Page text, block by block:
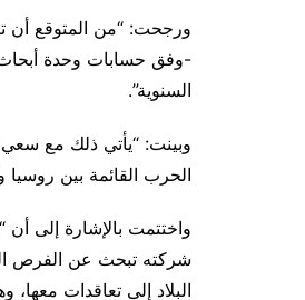
السنوية”.
وبينت: “يأتي ذلك مع سعي
الحرب القائمة بين روسيا
واختتمت بالإشارة إلى
شركته تبحث عن الفرص
البلاد إلى تعاقدات